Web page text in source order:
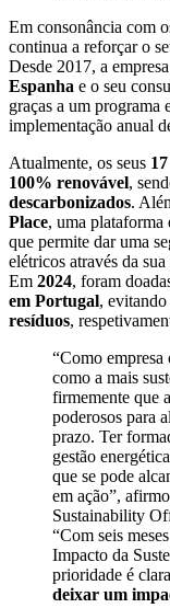
Em consonância com
continua a reforçar o
Desde 2017, a
Espanha e o seu
graças a um programa
implementação anual
Atualmente, os seus
100% renovável,
descarbonizados.
Place, uma plataforma
que permite dar uma
elétricos através da
Em 2024, foram
em Portugal, evitando
resíduos,
“Como empresa
como a mais
firmemente que
poderosos para
prazo. Ter
gestão
que se pode
em ação”,
Sustainability
“Com seis
Impacto da
prioridade é
deixar um